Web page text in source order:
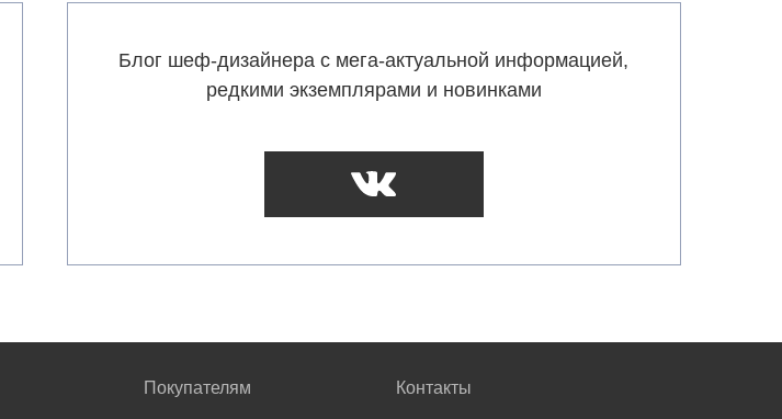
Блог шеф-дизайнера с мега-актуальной информацией,
редкими экземплярами и новинками
Покупателям Контакты